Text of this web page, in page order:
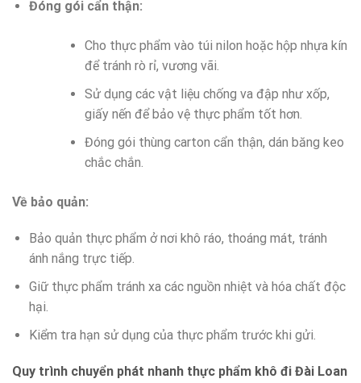
Đóng gói cẩn thận:
Cho thực phẩm vào túi nilon hoặc hộp nhựa kín
để tránh rò rỉ, vương vãi.
Sử dụng các vật liệu chống va đập như xốp,
giấy nến để bảo vệ thực phẩm tốt hơn.
Đóng gói thùng carton cẩn thận, dán băng keo
chắc chắn.
Về bảo quản:
Bảo quản thực phẩm ở nơi khô ráo, thoáng mát, tránh
ánh nắng trực tiếp.
Giữ thực phẩm tránh xa các nguồn nhiệt và hóa chất độc
hại.
Kiểm tra hạn sử dụng của thực phẩm trước khi gửi.
Quy trình chuyển phát nhanh thực phẩm khô đi Đài Loan